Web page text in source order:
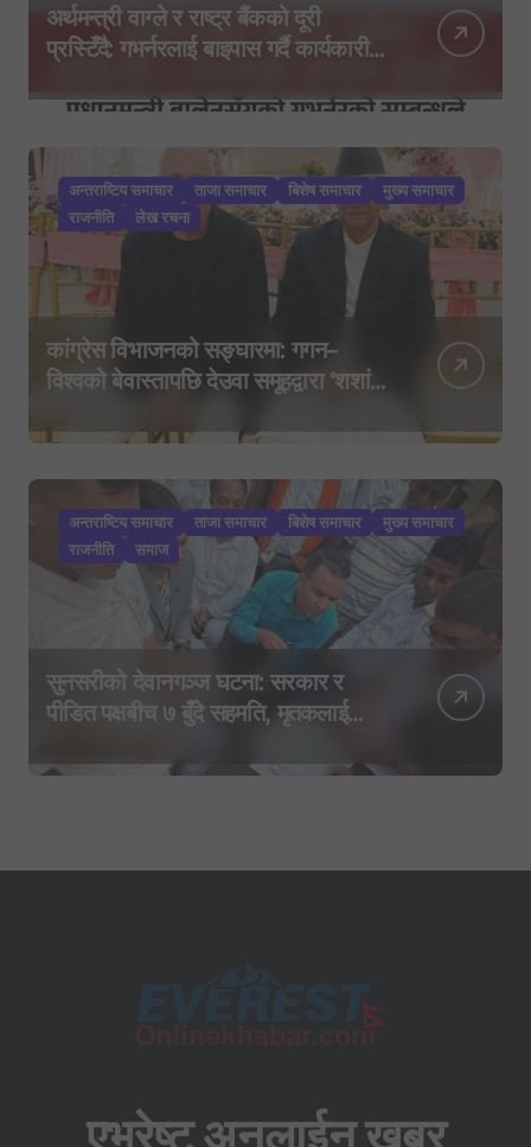
अर्थमन्त्री वाग्ले र राष्ट्र बैंकको दूरी
प्रस्टिँदै: गभर्नरलाई बाइपास गर्दै कार्यकारी
अन्तराष्टिय समाचार ताजा समाचार बिशेष समाचार
मुख्य समाचार
राजनीति
लेख रचना
कांग्रेस विभाजनको सङ्घारमा: गगन–
विश्वको बेवास्तापछि देउवा समूहद्वारा ‘शशांक
यात्राको घोषणा तयारी!
अन्तराष्टिय समाचार ताजा समाचार बिशेष समाचार
मुख्य समाचार
राजनीति
समाज
सुनसरीको देवानगञ्ज घटना: सरकार र
पीडित पक्षबीच ७ बुँदे सहमति, मृतकलाई
एभरेष्ट अनलाईन खबर